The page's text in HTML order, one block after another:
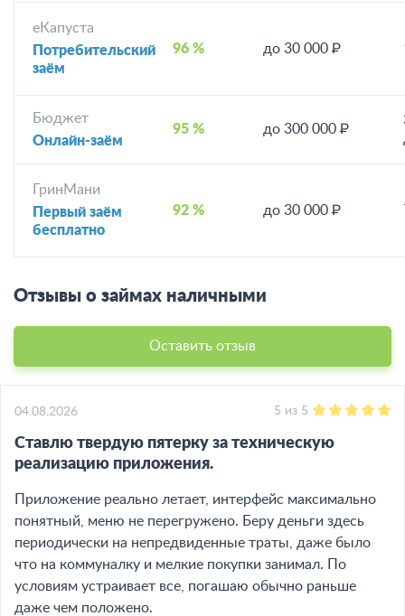
еКапуста
Потребительский
заём
96 % до 30 000 ₽
Бюджет
Онлайн-заём
95 % до 300 000 ₽
ГринМани
Первый заём
бесплатно
92 % до 30 000 ₽
Отзывы о займах наличными
Оставить отзыв
04.08.2026 5 из 5
Ставлю твердую пятерку за техническую
реализацию приложения.
Приложение реально летает, интерфейс максимально
понятный, меню не перегружено. Беру деньги здесь
периодически на непредвиденные траты, даже было
что на коммуналку и мелкие покупки занимал. По
условиям устраивает все, погашаю обычно раньше
даже чем положено.